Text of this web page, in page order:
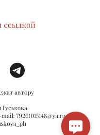
ссылкой
автору
79261015148@ya.ru